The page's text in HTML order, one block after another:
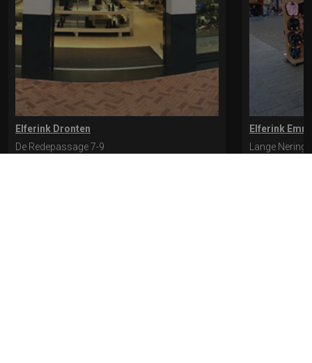
Elferink Dronten
De Redepassage 7-9
Elferink
Lange Nering